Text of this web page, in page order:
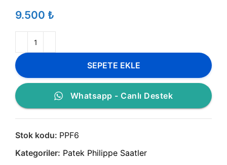
₺
SEPETE EKLE
Whatsapp - Canlı Destek
Stok kodu: PPF6
Kategoriler: Patek Philippe Saatler